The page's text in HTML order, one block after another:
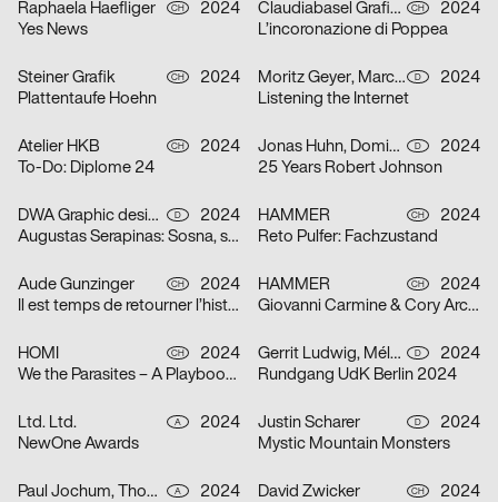
Raphaela Haefliger CH
2024
Yes News
Claudiabasel Grafik + Interaktion CH
2024
L’incoronazione di Poppea
Steiner Grafik CH
2024
Plattentaufe Hoehn
Moritz Geyer, Marc Roecker D
2024
Listening the Internet
Atelier HKB CH
2024
To-Do: Diplome 24
Jonas Huhn, Dominik Keller, Michael Satter D
2024
25 Years Robert Johnson
DWA Graphic design department D
2024
Augustas Serapinas: Sosna, swierk i osika
HAMMER CH
2024
Reto Pulfer: Fachzustand
Aude Gunzinger CH
2024
Il est temps de retourner l’histoire
HAMMER CH
2024
Giovanni Carmine & Cory Arcangel: ALL I EAT IN A DAY
HOMI CH
2024
We the Parasites – A Playbook to Complicity
Gerrit Ludwig, Mélan Rouillon D
2024
Rundgang UdK Berlin 2024
Ltd. Ltd. A
2024
NewOne Awards
Justin Scharer D
2024
Mystic Mountain Monsters
Paul Jochum, Thomas Sieberer A
2024
David Zwicker CH
2024